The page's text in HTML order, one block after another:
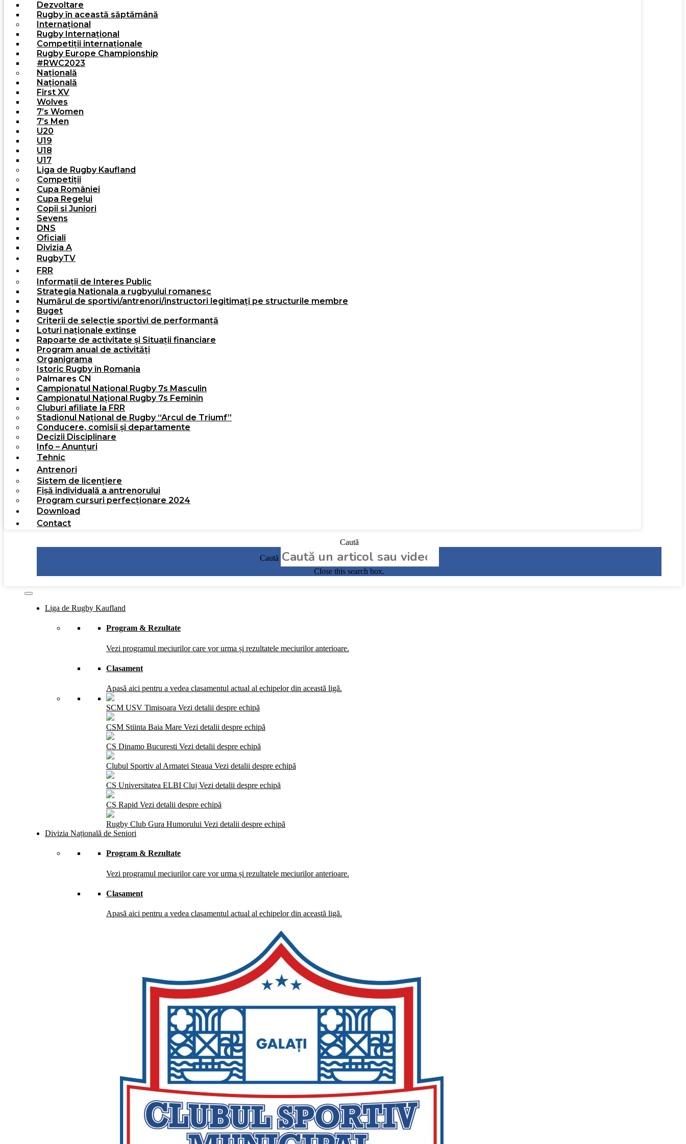
Dezvoltare
Rugby în această săptămână
Internațional
Rugby Internațional
Competiții internaționale
Rugby Europe Championship
#RWC2023
Națională
Națională
First XV
Wolves
7’s Women
7’s Men
U20
U19
U18
U17
Liga de Rugby Kaufland
Competiții
Cupa României
Cupa Regelui
Copii si Juniori
Sevens
DNS
Oficiali
Divizia A
RugbyTV
FRR
Informații de Interes Public
Strategia Nationala a rugbyului romanesc
Numărul de sportivi/antrenori/instructori legitimați pe structurile membre
Buget
Criterii de selecție sportivi de performanță
Loturi naționale extinse
Rapoarte de activitate și Situații financiare
Program anual de activități
Organigrama
Istoric Rugby în Romania
Palmares CN
Campionatul Național Rugby 7s Masculin
Campionatul Național Rugby 7s Feminin
Cluburi afiliate la FRR
Stadionul Național de Rugby “Arcul de Triumf”
Conducere, comisii și departamente
Decizii Disciplinare
Info – Anunțuri
Tehnic
Antrenori
Sistem de licențiere
Fișă individuală a antrenorului
Program cursuri perfecționare 2024
Download
Contact
Caută
Caută
Close this search box.
Liga de Rugby Kaufland
Program & Rezultate
Vezi programul meciurilor care vor urma și rezultatele meciurilor anterioare.
Clasament
Apasă aici pentru a vedea clasamentul actual al echipelor din această ligă.
SCM USV Timisoara Vezi detalii despre echipă
CSM Stiinta Baia Mare Vezi detalii despre echipă
CS Dinamo Bucuresti Vezi detalii despre echipă
Clubul Sportiv al Armatei Steaua Vezi detalii despre echipă
CS Universitatea ELBI Cluj Vezi detalii despre echipă
CS Rapid Vezi detalii despre echipă
Rugby Club Gura Humorului Vezi detalii despre echipă
Divizia Națională de Seniori
Program & Rezultate
Vezi programul meciurilor care vor urma și rezultatele meciurilor anterioare.
Clasament
Apasă aici pentru a vedea clasamentul actual al echipelor din această ligă.